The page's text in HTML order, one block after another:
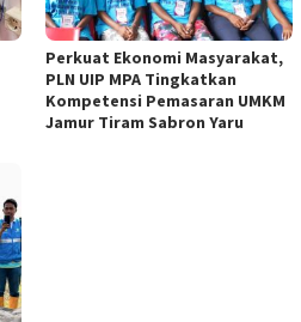
Perkuat Ekonomi Masyarakat,
PLN UIP MPA Tingkatkan
Kompetensi Pemasaran UMKM
Jamur Tiram Sabron Yaru